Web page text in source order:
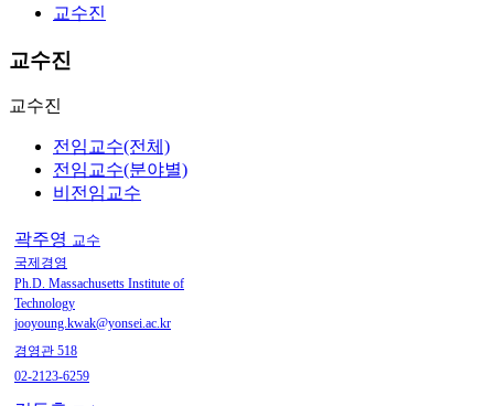
교수진
교수진
교수진
전임교수(전체)
전임교수(분야별)
비전임교수
곽주영 교수
국제경영
Ph.D. Massachusetts Institute of
Technology
jooyoung.kwak@yonsei.ac.kr
경영관 518
02-2123-6259